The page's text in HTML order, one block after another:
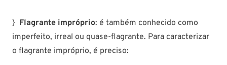
} Flagrante impróprio: é também conhecido como
imperfeito, irreal ou quase-flagrante. Para caracterizar
o flagrante impróprio, é preciso: